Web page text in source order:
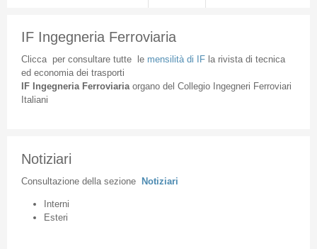
IF Ingegneria Ferroviaria
Cliccaper consultare tuttele mensilità di IFla rivista di tecnica
ed economia dei trasporti
IF Ingegneria Ferroviaria organodel Collegio Ingegneri Ferroviari
Italiani
Notiziari
Consultazione della sezione Notiziari
Interni
Esteri